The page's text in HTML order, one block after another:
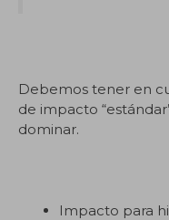
Debemos tener en
de impacto
dominar.
Impacto para